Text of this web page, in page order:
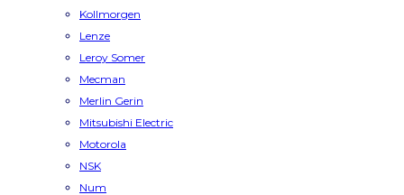
Kollmorgen
Lenze
Leroy Somer
Mecman
Merlin Gerin
Mitsubishi Electric
Motorola
NSK
Num